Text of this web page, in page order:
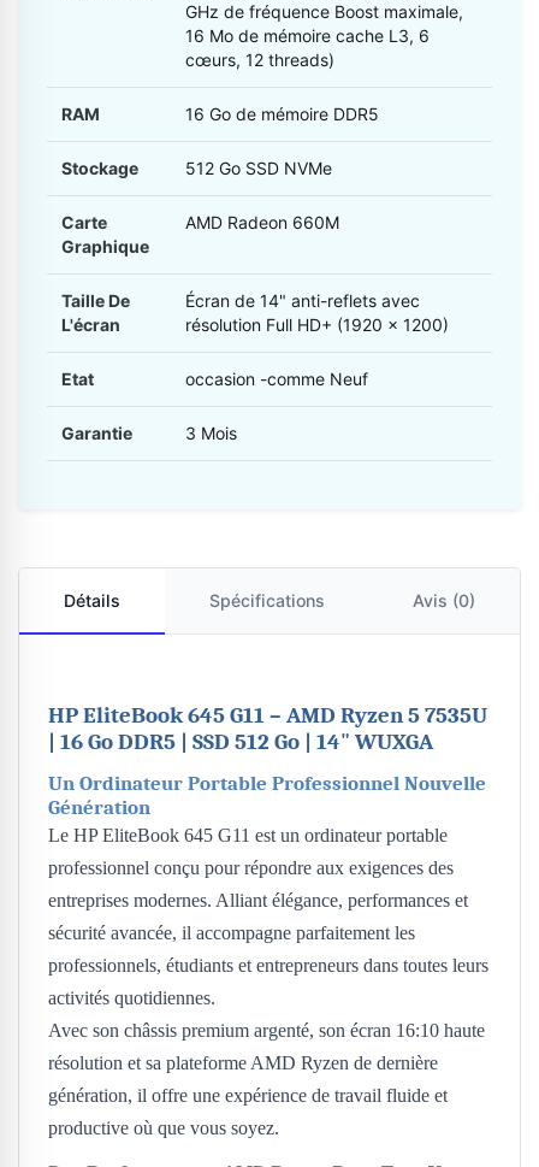
GHz de fréquence Boost maximale,
16 Mo de mémoire cache L3, 6
cœurs, 12 threads)
RAM 16 Go de mémoire DDR5
Stockage 512 Go SSD NVMe
Carte
Graphique
AMD Radeon 660M
Taille De
L'écran
Écran de 14" anti-reflets avec
résolution Full HD+ (1920 x 1200)
Etat occasion -comme Neuf
Garantie 3 Mois
Détails Spécifications Avis (0)
HP EliteBook 645 G11 – AMD Ryzen 5 7535U
| 16 Go DDR5 | SSD 512 Go | 14" WUXGA
Un Ordinateur Portable Professionnel Nouvelle
Génération
Le HP EliteBook 645 G11 est un ordinateur portable
professionnel conçu pour répondre aux exigences des
entreprises modernes. Alliant élégance, performances et
sécurité avancée, il accompagne parfaitement les
professionnels, étudiants et entrepreneurs dans toutes leurs
activités quotidiennes.
Avec son châssis premium argenté, son écran 16:10 haute
résolution et sa plateforme AMD Ryzen de dernière
génération, il offre une expérience de travail fluide et
productive où que vous soyez.